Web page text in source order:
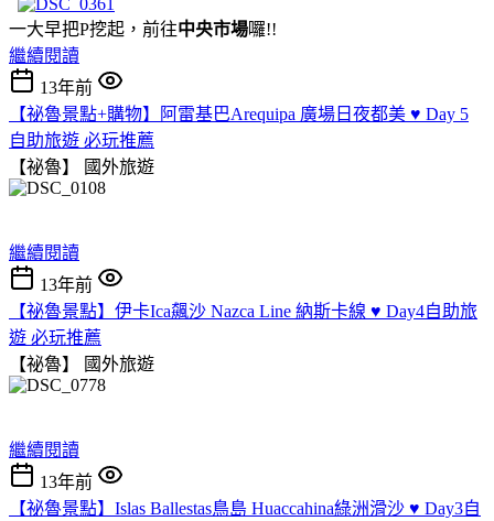
一大早把P挖起，前往中央市場囉!!
繼續閱讀
13年前
【祕魯景點+購物】阿雷基巴Arequipa 廣場日夜都美 ♥ Day 5
自助旅遊 必玩推薦
【祕魯】
國外旅遊
繼續閱讀
13年前
【祕魯景點】伊卡Ica飆沙 Nazca Line 納斯卡線 ♥ Day4自助旅
遊 必玩推薦
【祕魯】
國外旅遊
繼續閱讀
13年前
【祕魯景點】Islas Ballestas鳥島 Huaccahina綠洲滑沙 ♥ Day3自